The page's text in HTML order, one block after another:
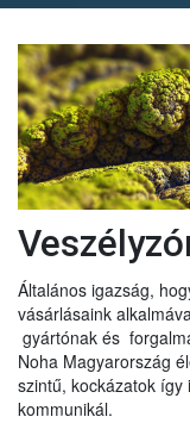
Általános igazság,
vásárlásaink
gyártónak és
Noha Magyarország
szintű, kockázatok
kommunikál.